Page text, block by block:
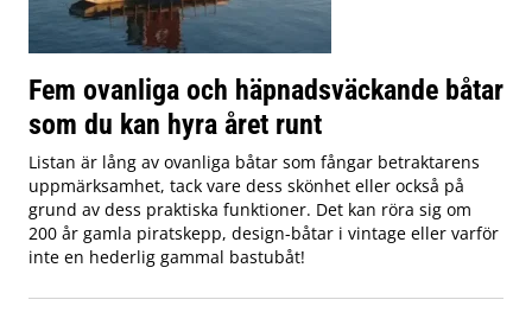
Fem ovanliga och häpnadsväckande båtar
som du kan hyra året runt
Listan är lång av ovanliga båtar som fångar betraktarens
uppmärksamhet, tack vare dess skönhet eller också på
grund av dess praktiska funktioner. Det kan röra sig om
200 år gamla piratskepp, design-båtar i vintage eller varför
inte en hederlig gammal bastubåt!